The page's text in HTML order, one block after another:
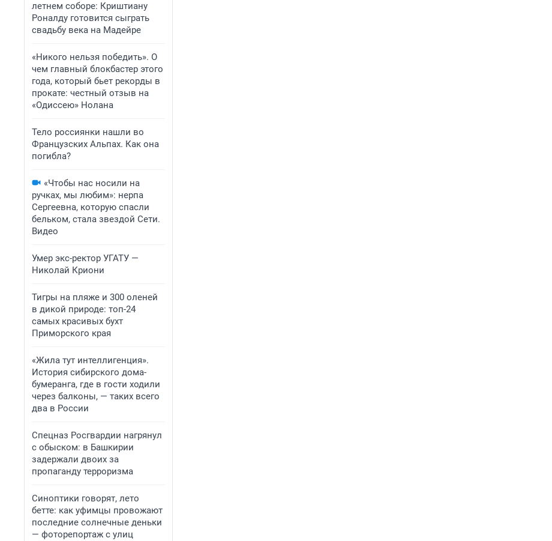
летнем соборе: Криштиану
Роналду готовится сыграть
свадьбу века на Мадейре
«Никого нельзя победить». О
чем главный блокбастер этого
года, который бьет рекорды в
прокате: честный отзыв на
«Одиссею» Нолана
Тело россиянки нашли во
Французских Альпах. Как она
погибла?
«Чтобы нас носили на
ручках, мы любим»: нерпа
Сергеевна, которую спасли
бельком, стала звездой Сети.
Видео
Умер экс-ректор УГАТУ —
Николай Криони
Тигры на пляже и 300 оленей
в дикой природе: топ-24
самых красивых бухт
Приморского края
«Жила тут интеллигенция».
История сибирского дома-
бумеранга, где в гости ходили
через балконы, — таких всего
два в России
Спецназ Росгвардии нагрянул
с обыском: в Башкирии
задержали двоих за
пропаганду терроризма
Синоптики говорят, лето
бетте: как уфимцы провожают
последние солнечные деньки
— фоторепортаж с улиц